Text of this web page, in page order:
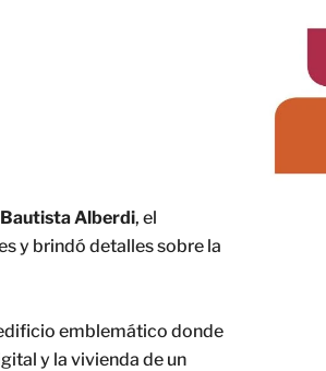
Bautista Alberdi, el
y brindó detalles sobre la
emblemático donde
y la vivienda de un